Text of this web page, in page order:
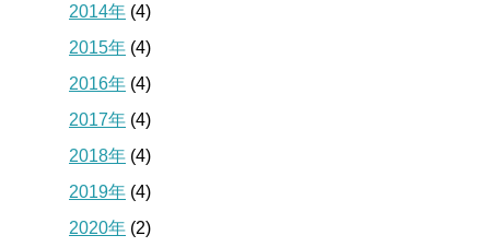
2014年 (4)
2015年 (4)
2016年 (4)
2017年 (4)
2018年 (4)
2019年 (4)
2020年 (2)